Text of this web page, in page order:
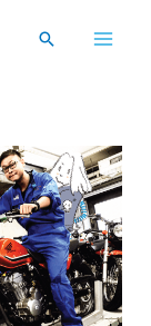
Search